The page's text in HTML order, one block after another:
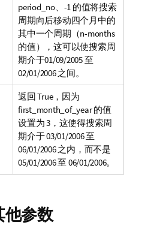
period_no、 -1 的值将搜索
周期向后移动四个月中的
其中一个周期（n-months
的值），这可以使搜索周
期介于01/09/2005至
02/01/2006之间。
返回True，因为
first_month_of_year的值
设置为3，这使得搜索周
期介于03/01/2006至
06/01/2006之内，而不是
05/01/2006至 06/01/2006。
他参数